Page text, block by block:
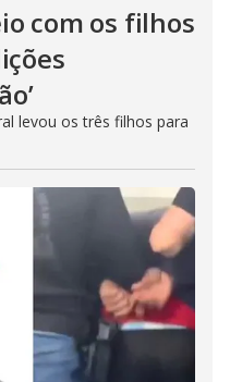
com os filhos
levou os três filhos para